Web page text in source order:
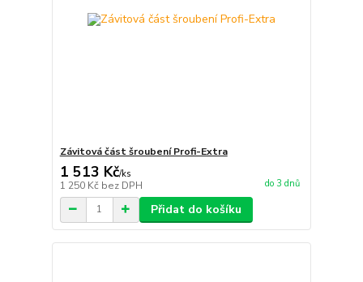
Závitová část šroubení Profi-Extra
1 513 Kč/ks
1 250 Kč bez DPH do 3 dnů
Přidat do košíku